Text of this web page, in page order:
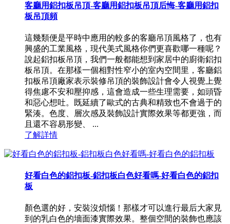
客廳用鋁扣板吊頂-客廳用鋁扣板吊頂后悔-客廳用鋁扣
板吊頂頻
這幾類便是平時中應用的較多的客廳吊頂風格了，也有
興盛的工業風格，現代美式風格你們更喜歡哪一種呢？
說起鋁扣板吊頂，我們一般都能想到家居中的廚衛鋁扣
板吊頂。在那樣一個相對性窄小的室內空間里，客廳鋁
扣板吊頂廠家表示裝修吊頂的裝飾設計會令人視覺上覺
得焦慮不安和壓抑感，這會造成一些生理需要，如頭昏
和惡心想吐。既延續了歐式的古典和精致也不會過于的
緊湊。色度、層次感及裝飾設計實際效果等都更強，而
且還不容易形變、 ...
了解詳情
好看白色的鋁扣板-鋁扣板白色好看嗎-好看白色的鋁扣
板
顏色選的好，安裝沒煩惱！那樣才可以進行最后大家見
到的乳白色的墻面漆實際效果。整個空間的裝飾也應該